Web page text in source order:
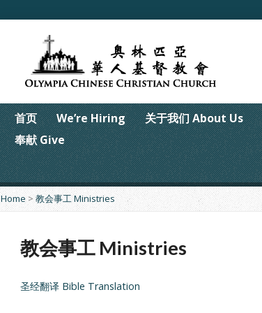
首页 We’re Hiring 关于我们 About Us
奉献 Give
Home > 教会事工 Ministries
教会事工 Ministries
圣经翻译 Bible Translation